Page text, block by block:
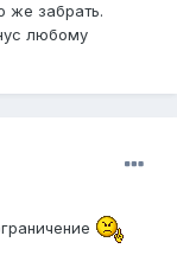
же забрать.
любому